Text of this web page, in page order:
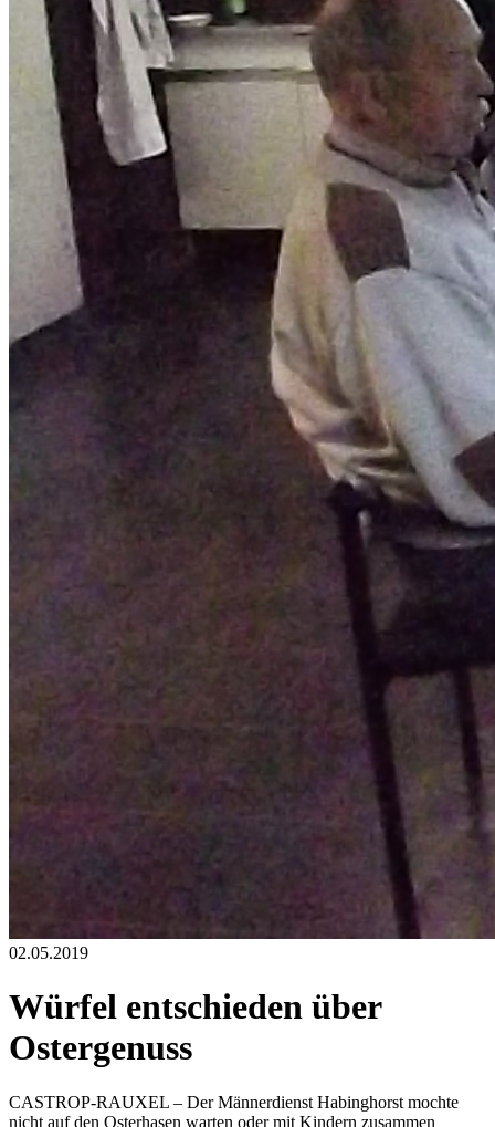
02.05.2019
Würfel entschieden über
Ostergenuss
CASTROP-RAUXEL – Der Männerdienst Habinghorst mochte
nicht auf den Osterhasen warten oder mit Kindern zusammen